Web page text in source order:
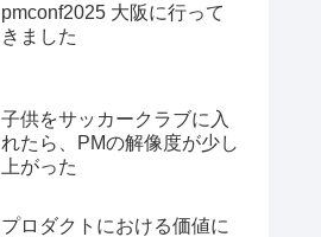
pmconf2025 大阪に行って
きました
子供をサッカークラブに入
れたら、PMの解像度が少し
上がった
プロダクトにおける価値に